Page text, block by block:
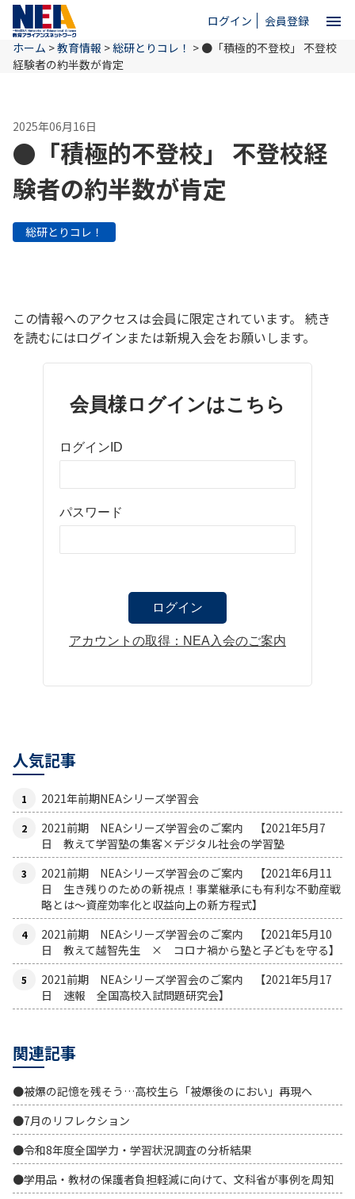
ログイン 会員登録 menu
ホーム
NEAとは
教育情報
ホーム >教育情報 >総研とりコレ！ > ●「積極的不登校」 不登校
経験者の約半数が肯定
2025年06月16日
●「積極的不登校」 不登校経
験者の約半数が肯定
総研とりコレ！
この情報へのアクセスは会員に限定されています。 続き
を読むにはログインまたは新規入会をお願いします。
会員様ログインはこちら
ログインID
パスワード
アカウントの取得：NEA入会のご案内
人気記事
2021年前期NEAシリーズ学習会
2021前期 NEAシリーズ学習会のご案内 【2021年5月7
日 教えて学習塾の集客×デジタル社会の学習塾
2021前期 NEAシリーズ学習会のご案内 【2021年6月11
日 生き残りのための新視点！事業継承にも有利な不動産戦
略とは〜資産効率化と収益向上の新方程式】
2021前期 NEAシリーズ学習会のご案内 【2021年5月10
日 教えて越智先生 × コロナ禍から塾と子どもを守る】
2021前期 NEAシリーズ学習会のご案内 【2021年5月17
日 速報 全国高校入試問題研究会】
関連記事
●被爆の記憶を残そう…高校生ら「被爆後のにおい」再現へ
●7月のリフレクション
●令和8年度全国学力・学習状況調査の分析結果
●学用品・教材の保護者負担軽減に向けて、文科省が事例を周知